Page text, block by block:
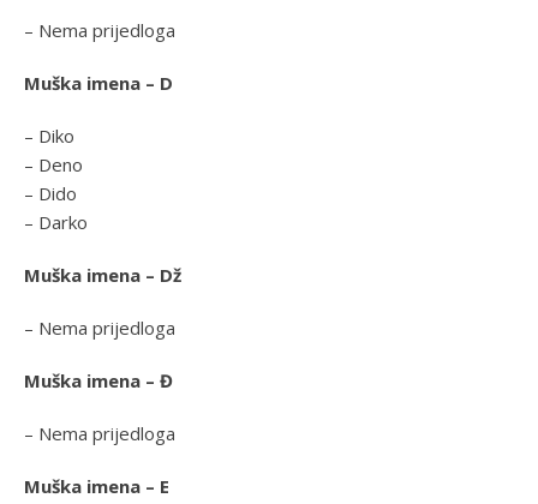
– Nema prijedloga
Muška imena – D
– Diko
– Deno
– Dido
– Darko
Muška imena – Dž
– Nema prijedloga
Muška imena – Đ
– Nema prijedloga
Muška imena – E